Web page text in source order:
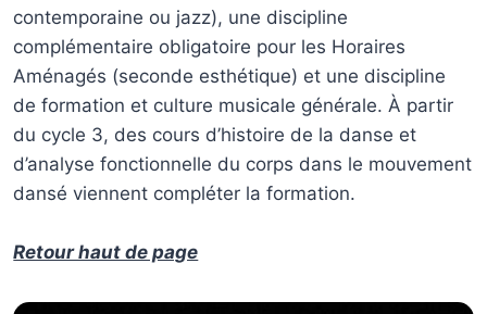
contemporaine ou jazz), une discipline
complémentaire obligatoire pour les Horaires
Aménagés (seconde esthétique) et une discipline
de formation et culture musicale générale. À partir
du cycle 3, des cours d’histoire de la danse et
d’analyse fonctionnelle du corps dans le mouvement
dansé viennent compléter la formation.
Retour haut de page